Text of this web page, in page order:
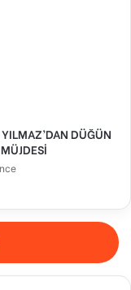
DÜĞÜN